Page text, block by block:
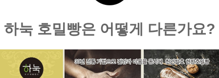
하눅 호밀빵은 어떻게 다른가요?